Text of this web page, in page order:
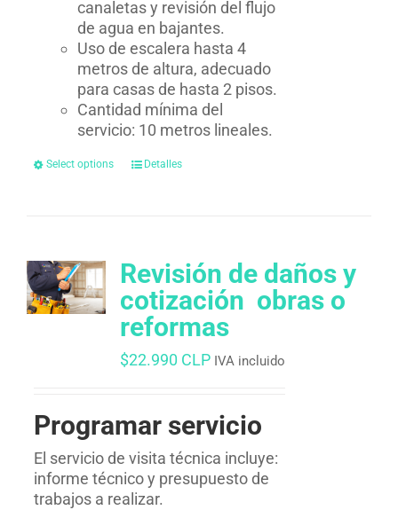
canaletas y revisión del flujo
de agua en bajantes.
Uso de escalera hasta 4
metros de altura, adecuado
para casas de hasta 2 pisos.
Cantidad mínima del
servicio: 10 metros lineales.
Select options Detalles
Revisión de daños y
cotización  obras o
reformas
$22.990 CLP IVA incluido
Programar servicio
El servicio de visita técnica incluye:
informe técnico y presupuesto de
trabajos a realizar.